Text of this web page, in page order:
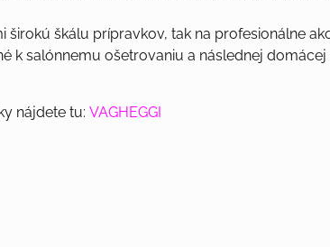
širokú škálu prípravkov, tak na profesionálne
k salónnemu ošetrovaniu a následnej domácej
tu: VAGHEGGI